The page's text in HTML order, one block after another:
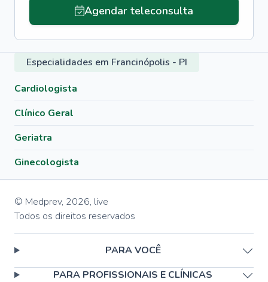
Agendar teleconsulta
Especialidades em Francinópolis - PI
Cardiologista
Clínico Geral
Geriatra
Ginecologista
© Medprev, 2026, live
Todos os direitos reservados
PARA VOCÊ
PARA PROFISSIONAIS E CLÍNICAS